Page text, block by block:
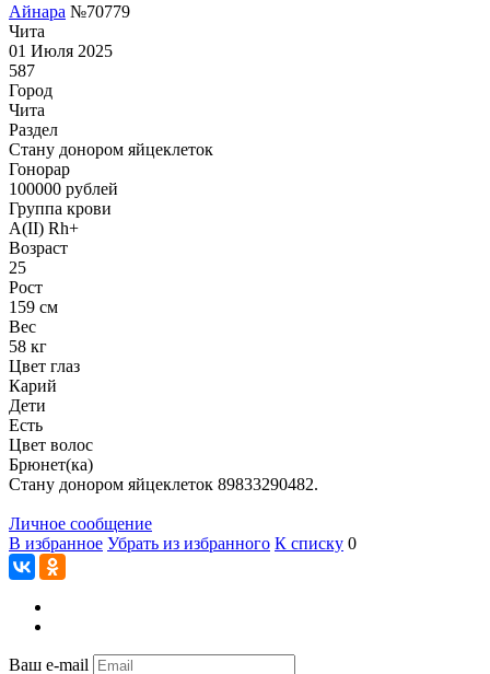
Айнара №70779
Чита
01 Июля 2025
587
Город
Чита
Раздел
Стану донором яйцеклеток
Гонoрар
100000 рублей
Группа крови
A(II) Rh+
Возраст
25
Рост
159 см
Вес
58 кг
Цвет глаз
Карий
Дети
Есть
Цвет волос
Брюнет(ка)
Стану донором яйцеклеток 89833290482.
Личное сообщение
В избранное Убрать из избранного К списку 0
Ваш e-mail